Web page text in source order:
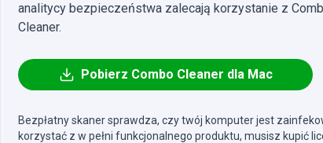
analitycy bezpieczeństwa zalecają korzystanie z
Cleaner.
Pobierz Combo Cleaner dla Mac
Bezpłatny skaner sprawdza, czy twój komputer jest
korzystać z w pełni funkcjonalnego produktu, musisz kupić